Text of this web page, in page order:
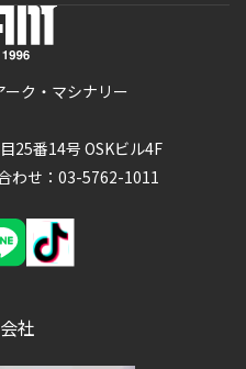
ク・マシナリー
25番14号 OSKビル4F
わせ：03-5762-1011
社